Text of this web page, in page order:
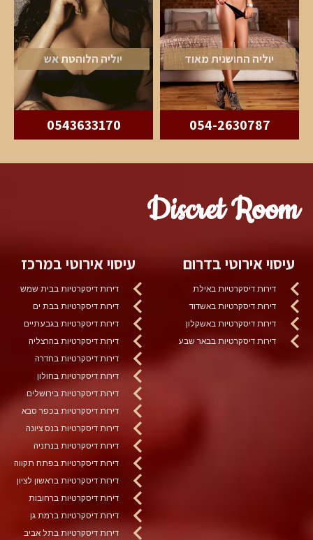
יוליה החושנית מאוד
054-2630787
יוליה הלוהטת אש
0543633170
Discret Room
עיסוי אירוטי בדרום
דירות דיסקרטיות באילת
דירות דיסקרטיות באשדוד
דירות דיסקרטיות באשקלון
דירות דיסקרטיות בבאר שבע
עיסוי אירוטי במרכז
דירות דיסקרטיות בבית שמש
דירות דיסקרטיות בבת ים
דירות דיסקרטיות בגבעתיים
דירות דיסקרטיות בהרצליה
דירות דיסקרטיות בחדרה
דירות דיסקרטיות בחולון
דירות דיסקרטיות בירושלים
דירות דיסקרטיות בכפר סבא
דירות דיסקרטיות בנס ציונה
דירות דיסקרטיות בנתניה
דירות דיסקרטיות בפתח תקווה
דירות דיסקרטיות בראשון לציון
דירות דיסקרטיות ברחובות
דירות דיסקרטיות ברמת גן
דירות דיסקרטיות בתל אביב